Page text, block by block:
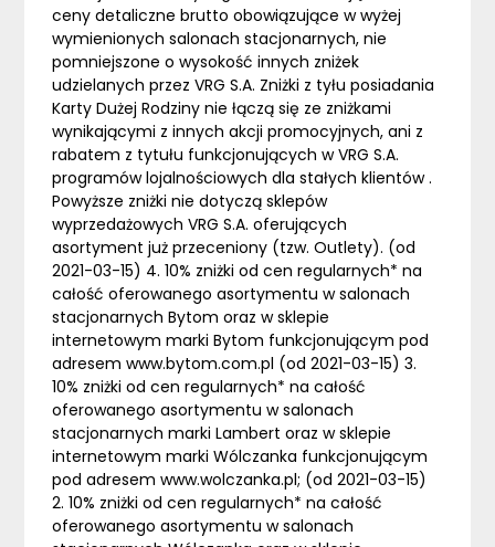
ceny detaliczne brutto obowiązujące w wyżej
wymienionych salonach stacjonarnych, nie
pomniejszone o wysokość innych zniżek
udzielanych przez VRG S.A. Zniżki z tyłu posiadania
Karty Dużej Rodziny nie łączą się ze zniżkami
wynikającymi z innych akcji promocyjnych, ani z
rabatem z tytułu funkcjonujących w VRG S.A.
programów lojalnościowych dla stałych klientów .
Powyższe zniżki nie dotyczą sklepów
wyprzedażowych VRG S.A. oferujących
asortyment już przeceniony (tzw. Outlety). (od
2021-03-15) 4. 10% zniżki od cen regularnych* na
całość oferowanego asortymentu w salonach
stacjonarnych Bytom oraz w sklepie
internetowym marki Bytom funkcjonującym pod
adresem www.bytom.com.pl (od 2021-03-15) 3.
10% zniżki od cen regularnych* na całość
oferowanego asortymentu w salonach
stacjonarnych marki Lambert oraz w sklepie
internetowym marki Wólczanka funkcjonującym
pod adresem www.wolczanka.pl; (od 2021-03-15)
2. 10% zniżki od cen regularnych* na całość
oferowanego asortymentu w salonach